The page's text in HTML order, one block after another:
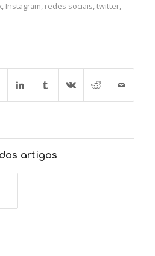
, Instagram, redes sociais,twitter,
artigos